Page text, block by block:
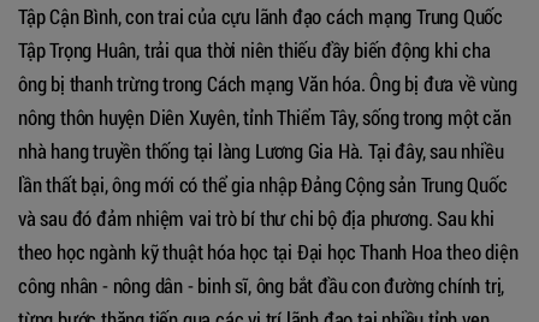
Tập Cận Bình, con trai của cựu lãnh đạo cách mạng Trung Quốc
Tập Trọng Huân, trải qua thời niên thiếu đầy biến động khi cha
ông bị thanh trừng trong Cách mạng Văn hóa. Ông bị đưa về vùng
nông thôn huyện Diên Xuyên, tỉnh Thiểm Tây, sống trong một căn
nhà hang truyền thống tại làng Lương Gia Hà. Tại đây, sau nhiều
lần thất bại, ông mới có thể gia nhập Đảng Cộng sản Trung Quốc
và sau đó đảm nhiệm vai trò bí thư chi bộ địa phương. Sau khi
theo học ngành kỹ thuật hóa học tại Đại học Thanh Hoa theo diện
công nhân - nông dân - binh sĩ, ông bắt đầu con đường chính trị,